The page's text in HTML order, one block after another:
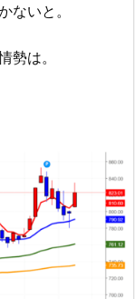
ないと。
勢は。